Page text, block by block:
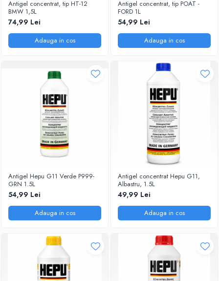
Antigel concentrat, tip HT-12
BMW 1,5L
74,99 Lei
Adauga in cos
Antigel concentrat, tip POAT -
FORD 1L
54,99 Lei
Adauga in cos
Antigel Hepu G11 Verde P999-
GRN 1.5L
54,99 Lei
Adauga in cos
Antigel concentrat Hepu G11,
Albastru, 1.5L
49,99 Lei
Adauga in cos